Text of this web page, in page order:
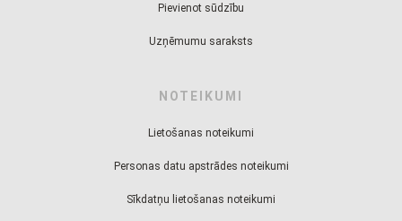
Pievienot sūdzību
Uzņēmumu saraksts
NOTEIKUMI
Lietošanas noteikumi
Personas datu apstrādes noteikumi
Sīkdatņu lietošanas noteikumi